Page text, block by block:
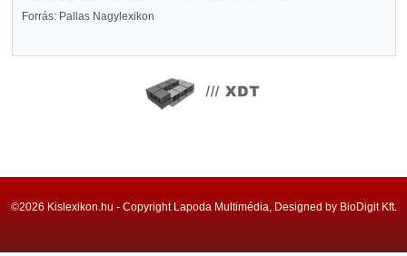
Forrás: Pallas Nagylexikon
©2026 Kislexikon.hu - Copyright Lapoda Multimédia, Designed by BioDigit Kft.